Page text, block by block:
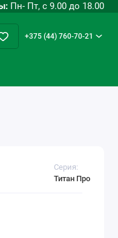
Пн- Пт, с 9.00 до 18.00
+375 (44) 760-70-21
Серия:
Титан Про